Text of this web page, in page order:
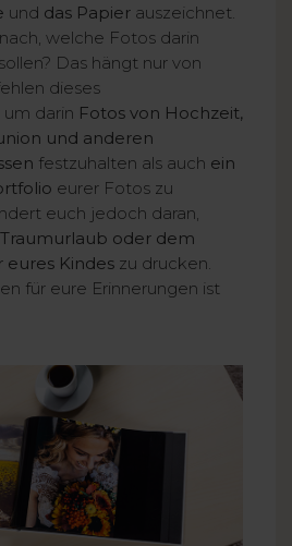
und das Papier auszeichnet.
welche Fotos darin
Das hängt nur von
dieses
darin Fotos von Hochzeit,
und anderen
festzuhalten als auch ein
eurer Fotos zu
euch jedoch daran,
oder dem
eures Kindes zu drucken.
für eure Erinnerungen ist